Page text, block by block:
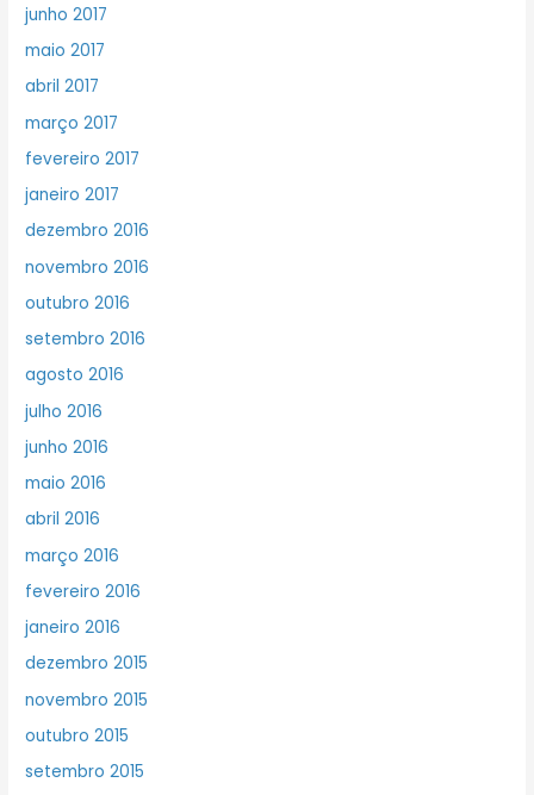
junho 2017
maio 2017
abril 2017
março 2017
fevereiro 2017
janeiro 2017
dezembro 2016
novembro 2016
outubro 2016
setembro 2016
agosto 2016
julho 2016
junho 2016
maio 2016
abril 2016
março 2016
fevereiro 2016
janeiro 2016
dezembro 2015
novembro 2015
outubro 2015
setembro 2015